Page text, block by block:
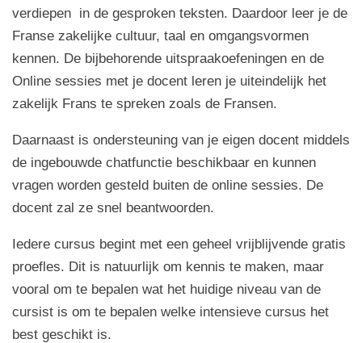
verdiepen in de gesproken teksten. Daardoor leer je de
Franse zakelijke cultuur, taal en omgangsvormen
kennen. De bijbehorende uitspraakoefeningen en de
Online sessies met je docent leren je uiteindelijk het
zakelijk Frans te spreken zoals de Fransen.
Daarnaast is ondersteuning van je eigen docent middels
de ingebouwde chatfunctie beschikbaar en kunnen
vragen worden gesteld buiten de online sessies. De
docent zal ze snel beantwoorden.
Iedere cursus begint met een geheel vrijblijvende gratis
proefles. Dit is natuurlijk om kennis te maken, maar
vooral om te bepalen wat het huidige niveau van de
cursist is om te bepalen welke intensieve cursus het
best geschikt is.